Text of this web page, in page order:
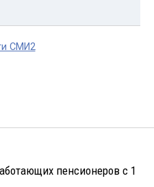
СМИ2
пенсионеров с 1